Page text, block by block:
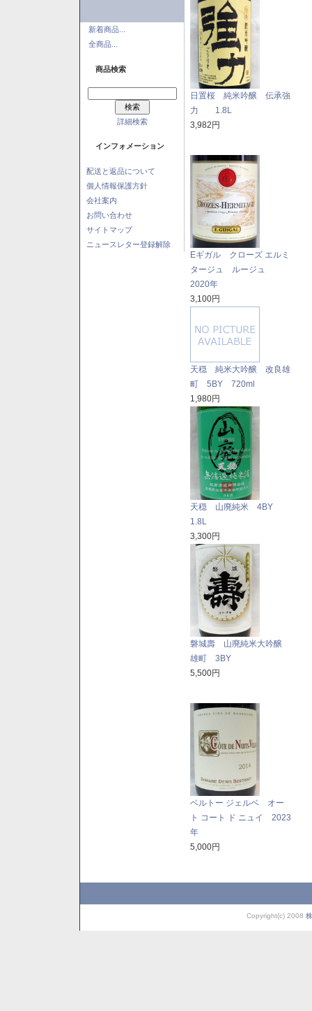
新着商品...
全商品...
商品検索
詳細検索
インフォメーション
配送と返品について
個人情報保護方針
会社案内
お問い合わせ
サイトマップ
ニュースレター登録解除
日置桜 純米吟醸 伝承強
力 1.8L
3,982円
Eギガル クローズ エルミ
タージュ ルージュ
2020年
3,100円
天穏 純米大吟醸 改良雄
町 5BY 720ml
1,980円
天穏 山廃純米 4BY
1.8L
3,300円
磐城壽 山廃純米大吟醸
雄町 3BY
5,500円
ベルトー ジェルベ オー
ト コート ド ニュイ 2023
年
5,000円
Copyright(c) 2008